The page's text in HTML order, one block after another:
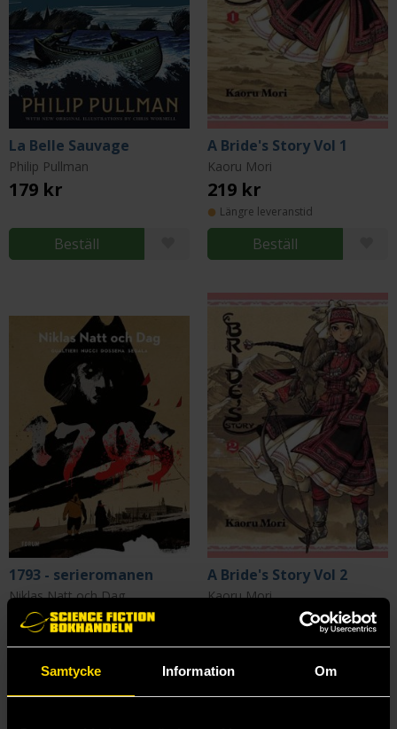
Samtycke Information Om
La Belle Sauvage
Philip Pullman
179 kr
Beställ
A Bride's Story Vol 1
Kaoru Mori
219 kr
Längre leveranstid
Beställ
1793 - serieromanen
Niklas Natt och Dag
390 kr
Beställ
A Bride's Story Vol 2
Kaoru Mori